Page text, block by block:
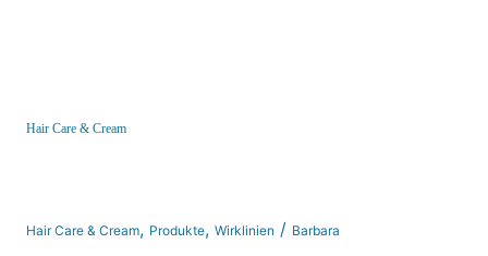
Hair Care & Cream
Hair Care & Cream, Produkte, Wirklinien / Barbara